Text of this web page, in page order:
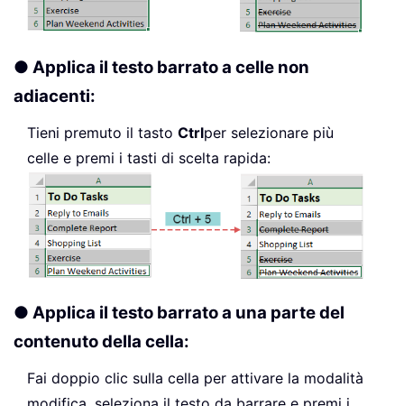
● Applica il testo barrato a celle non
adiacenti:
Tieni premuto il tasto Ctrlper selezionare più
celle e premi i tasti di scelta rapida:
● Applica il testo barrato a una parte del
contenuto della cella:
Fai doppio clic sulla cella per attivare la modalità